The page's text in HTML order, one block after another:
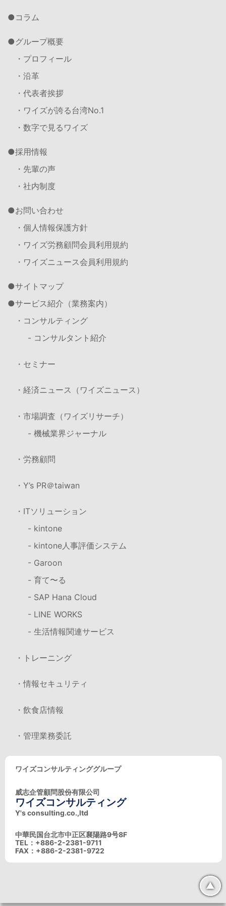
コラム
グループ概要
・プロフィール
・沿革
・代表者挨拶
・ワイズが誇る台湾No.1
・数字で見るワイズ
採用情報
・先輩の声
・社内制度
お問い合わせ
・個人情報保護方針
・ワイズ労務顧問会員利用規約
・ワイズニュース会員利用規約
サイトマップ
サービス紹介（業務案内）
・コンサルティング
- コンサルタント紹介
・セミナー
・経済ニュース（ワイズニュース）
・市場調査（ワイズリサーチ）
- 機械業界ジャーナル
・労務顧問
・Y’s PR＠taiwan
・ITソリューション
- kintone
- kintone人事評価システム
- Garoon
- 育て〜る
- SAP Hana Cloud
- LINE WORKS
- 生活情報関連サービス
・トレーニング
・情報セキュリティ
・飲食店情報
・管理業務委託
ワイズコンサルティンググループ
威志企管顧問股份有限公司
ワイズコンサルティング
Y's consulting.co.,ltd
中華民国台北市中正区襄陽路9号8F
TEL：+886-2-2381-9711
FAX：+886-2-2381-9722
▲